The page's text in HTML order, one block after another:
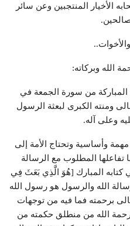
الأخيار المنتجبين وعن سائر
والأخوات..
الله وبركاته:
من سورة الجمعة في
ومنته الكبرى لبعثة الرسول
وعلى آله.
وأساسية وتحتاج الأمة إلى
تفاعلها المطلوب مع الرسالة
كتابه المبارك [هُوَ الَّذِي بَعَثَ فِي
الله والرسول هو رسول الله
برحمته فما فيه من توجهات
الله من منطلق حكمته من